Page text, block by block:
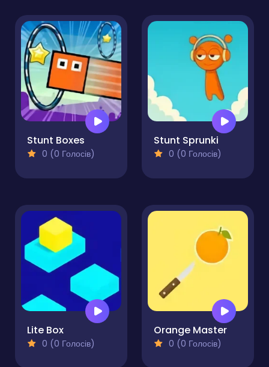
Stunt Boxes
0 (0 Голосів)
Stunt Sprunki
0 (0 Голосів)
Lite Box
0 (0 Голосів)
Orange Master
0 (0 Голосів)